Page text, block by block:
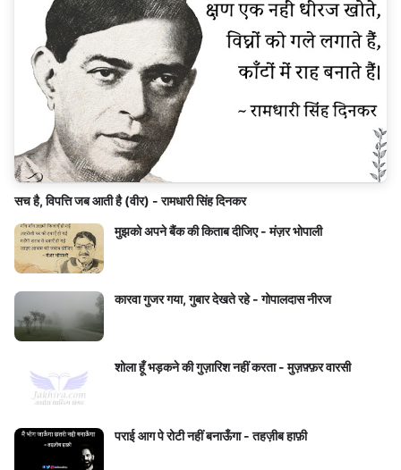
सच है, विपत्ति जब आती है (वीर) - रामधारी सिंह दिनकर
मुझको अपने बैंक की किताब दीजिए - मंज़र भोपाली
कारवा गुजर गया, गुबार देखते रहे - गोपालदास नीरज
शोला हूँ भड़कने की गुज़ारिश नहीं करता - मुज़फ़्फ़र वारसी
पराई आग पे रोटी नहीं बनाऊँगा - तहज़ीब हाफ़ी